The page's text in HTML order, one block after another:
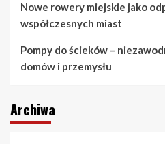
Nowe rowery miejskie jako
współczesnych miast
Pompy do ścieków –
domów i przemysłu
Archiwa